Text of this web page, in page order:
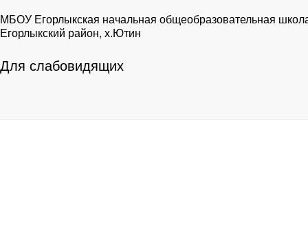
МБОУ Егорлыкская начальная общеобразовательная
Егорлыкский район, х.Ютин
Для слабовидящих